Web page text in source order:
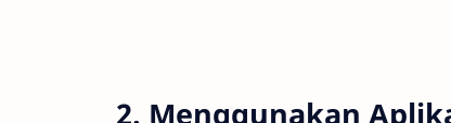
2. Menggunakan